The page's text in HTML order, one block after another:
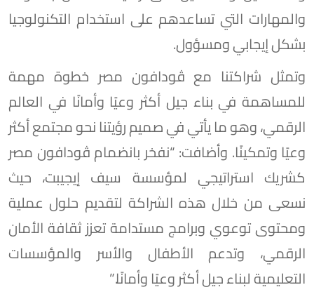
والمهارات التي تساعدهم على استخدام التكنولوجيا
بشكل إيجابي ومسؤول.
وتمثل شراكتنا مع ڤودافون مصر خطوة مهمة
للمساهمة في بناء جيل أكثر وعيًا وأمانًا في العالم
الرقمي، وهو ما يأتي في صميم رؤيتنا نحو مجتمع أكثر
وعيًا وتمكينًا. وأضافت: “نفخر بانضمام ڤودافون مصر
كشريك استراتيجي لمؤسسة سيف إيجيبت، حيث
نسعى من خلال هذه الشراكة لتقديم حلول عملية
ومحتوى توعوي وبرامج مستدامة تعزز ثقافة الأمان
الرقمي، وتدعم الأطفال والأسر والمؤسسات
التعليمية لبناء جيل أكثر وعيًا وأمانًا.”